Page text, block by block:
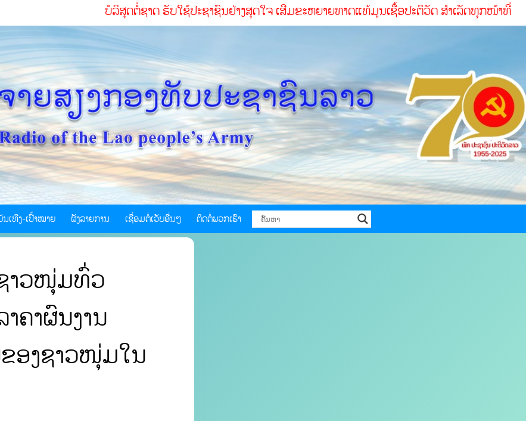
ບໍລິສຸດຕໍ່ຊາດ ຮັບໃຊ້ປະຊາຊົນຢ່າງສຸດໃຈ ເສີມຂະຫຍາຍທາດແທ້ມູນເຊື້ອປະຕິວັດ ສໍາເລັດທຸກໜ້າທ່ີ
ນເທີງ-ເປົ້າໝາຍ ຜັງລາຍການ ເຊື່ອມຕໍ່ເວັບອື່ນໆ ຕິດຕໍ່ພວກເຮົາ
າວໜຸ່ມທົ່ວ
ຄາຜົນງານ
ອງຊາວໜຸ່ມໃນ